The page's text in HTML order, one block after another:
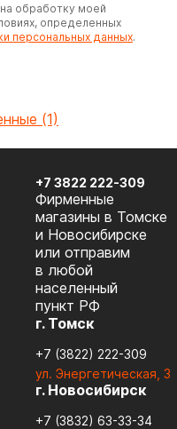
обработку моей
определенных
персональных данных.
(1)
+7 3822 222-309
Фирменные
магазины в Томске
и Новосибирске
или отправим
в любой
населенный
пункт РФ
г. Томск
+7 (3822) 222-309
ул. Энергетическая, 3
г. Новосибирск
+7 (3832) 63-33-34